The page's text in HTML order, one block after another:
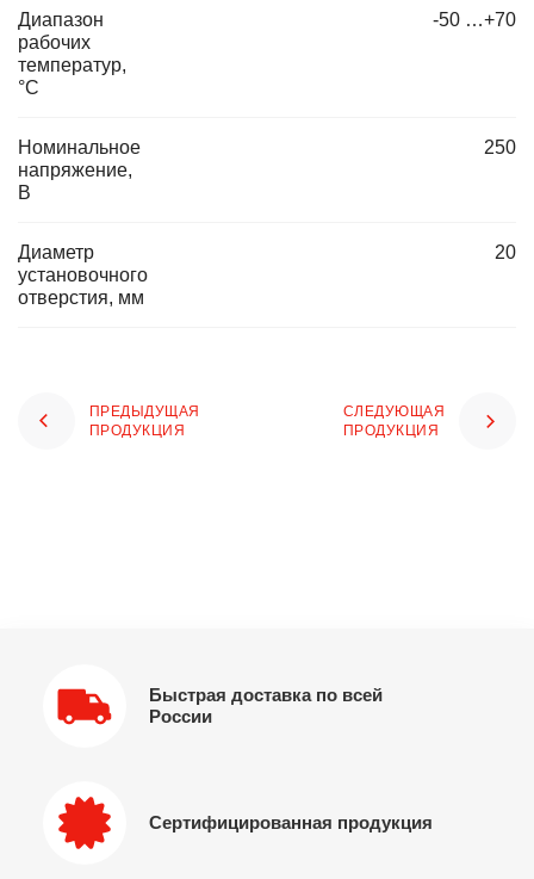
Диапазон
рабочих
температур,
°C
-50 …+70
Номинальное
напряжение,
В
250
Диаметр
установочного
отверстия, мм
20
ПРЕДЫДУЩАЯ
ПРОДУКЦИЯ
СЛЕДУЮЩАЯ
ПРОДУКЦИЯ
Быстрая доставка по всей
России
Сертифицированная продукция